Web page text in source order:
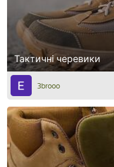
Тактичні черевики
3brooo